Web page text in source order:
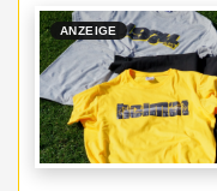
ANZEIGE